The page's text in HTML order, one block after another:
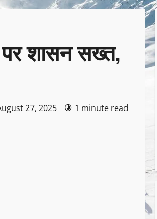
शासन सख्त,
27, 2025
1 minute read